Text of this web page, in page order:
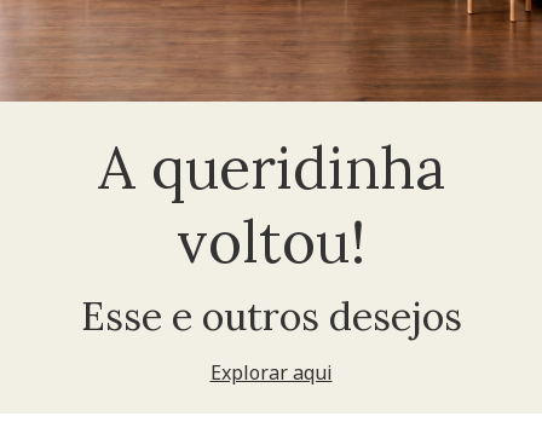
A queridinha
voltou!
Esse e outros desejos
Explorar aqui